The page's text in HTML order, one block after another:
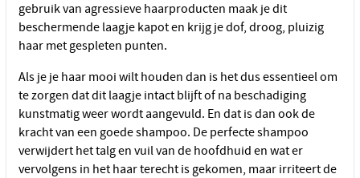
gebruik van agressieve haarproducten maak je dit
beschermende laagje kapot en krijg je dof, droog, pluizig
haar met gespleten punten.
Als je je haar mooi wilt houden dan is het dus essentieel om
te zorgen dat dit laagje intact blijft of na beschadiging
kunstmatig weer wordt aangevuld. En dat is dan ook de
kracht van een goede shampoo. De perfecte shampoo
verwijdert het talg en vuil van de hoofdhuid en wat er
vervolgens in het haar terecht is gekomen, maar irriteert de